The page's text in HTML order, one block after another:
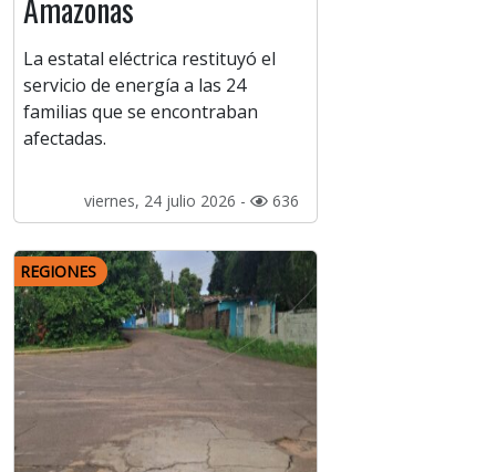
Amazonas
La estatal eléctrica restituyó el
servicio de energía a las 24
familias que se encontraban
afectadas.
viernes, 24 julio 2026 - 636
REGIONES